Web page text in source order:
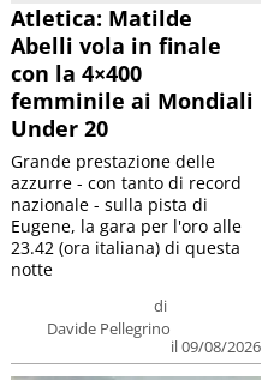
Atletica: Matilde
Abelli vola in finale
con la 4×400
femminile ai Mondiali
Under 20
di
Davide Pellegrino
il 09/08/2026
Grande prestazione delle
azzurre - con tanto di record
nazionale - sulla pista di
Eugene, la gara per l'oro alle
23.42 (ora italiana) di questa
notte